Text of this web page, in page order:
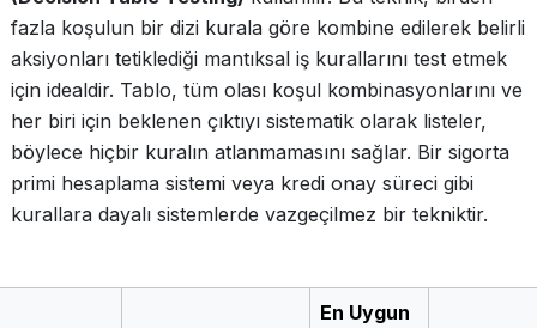
fazla koşulun bir dizi kurala göre kombine edilerek belirli
aksiyonları tetiklediği mantıksal iş kurallarını test etmek
için idealdir. Tablo, tüm olası koşul kombinasyonlarını ve
her biri için beklenen çıktıyı sistematik olarak listeler,
böylece hiçbir kuralın atlanmamasını sağlar. Bir sigorta
primi hesaplama sistemi veya kredi onay süreci gibi
kurallara dayalı sistemlerde vazgeçilmez bir tekniktir.
En Uygun